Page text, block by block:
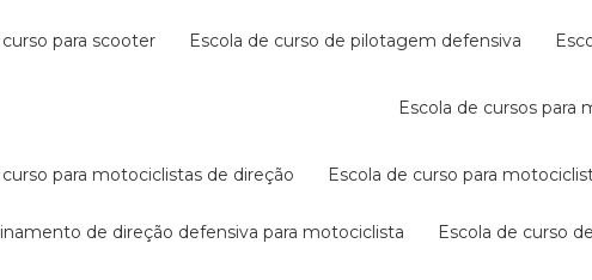
curso para scooter escola de curso de pilotagem defensiva
escola de cursos para
curso para motociclistas de direção escola de curso para
de direção defensiva para motociclista escola de curso